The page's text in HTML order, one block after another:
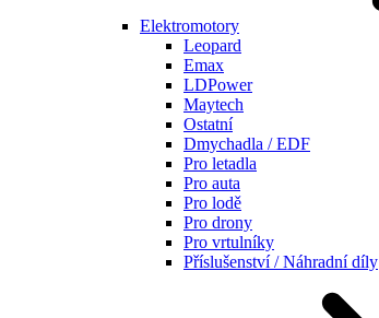
Elektromotory
Leopard
Emax
LDPower
Maytech
Ostatní
Dmychadla / EDF
Pro letadla
Pro auta
Pro lodě
Pro drony
Pro vrtulníky
Příslušenství / Náhradní díly